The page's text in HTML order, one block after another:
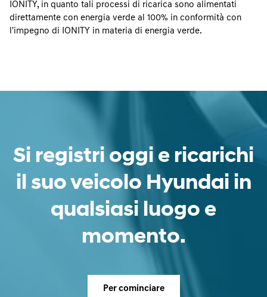
IONITY, in quanto tali processi di ricarica sono alimentati
direttamente con energia verde al 100% in conformità con
l'impegno di IONITY in materia di energia verde.
Si registri oggi e ricarichi
il suo veicolo Hyundai in
qualsiasi luogo e
momento.
Per cominciare